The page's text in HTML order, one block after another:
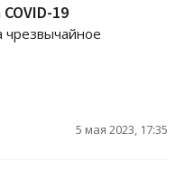
19
чрезвычайное
5 мая 2023, 17:35